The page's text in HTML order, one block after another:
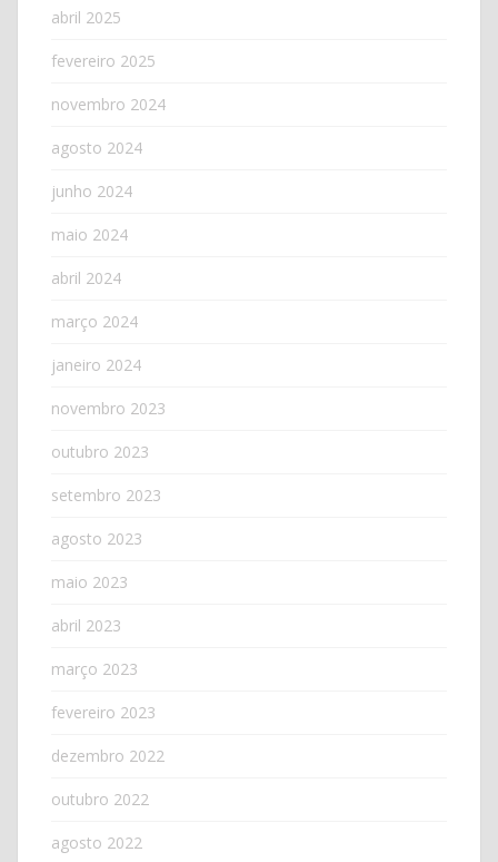
abril 2025
fevereiro 2025
novembro 2024
agosto 2024
junho 2024
maio 2024
abril 2024
março 2024
janeiro 2024
novembro 2023
outubro 2023
setembro 2023
agosto 2023
maio 2023
abril 2023
março 2023
fevereiro 2023
dezembro 2022
outubro 2022
agosto 2022